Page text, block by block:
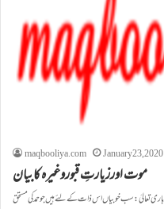
maqbooliya.com January 23, 2020
موت اورزیارتِ قبوروغیرہ کابیان